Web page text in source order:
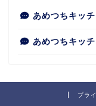
あめつちキッ
あめつちキッ
プラ